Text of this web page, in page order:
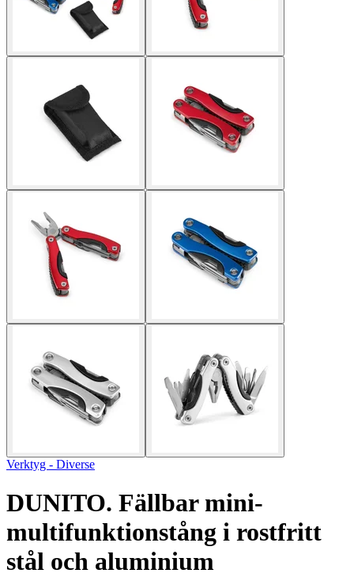
Verktyg - Diverse
DUNITO. Fällbar mini-
multifunktionstång i rostfritt
stål och aluminium